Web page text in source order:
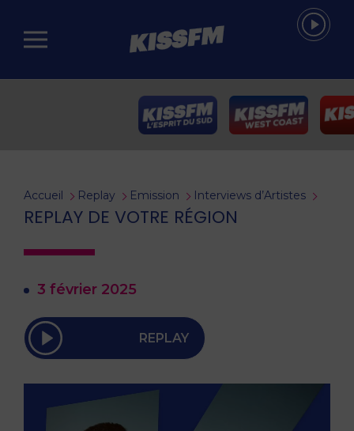
Passer au contenu principal
Accueil Replay Emission Interviews d’Artistes
REPLAY DE VOTRE RÉGION
3 février 2025
REPLAY